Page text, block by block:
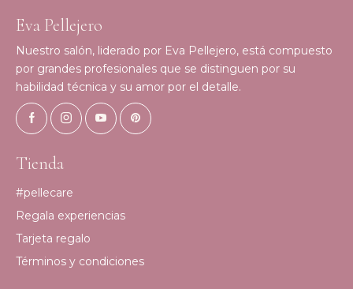
Eva Pellejero
Nuestro salón, liderado por Eva Pellejero, está compuesto
por grandes profesionales que se distinguen por su
habilidad técnica y su amor por el detalle.
Tienda
#pellecare
Regala experiencias
Tarjeta regalo
Términos y condiciones